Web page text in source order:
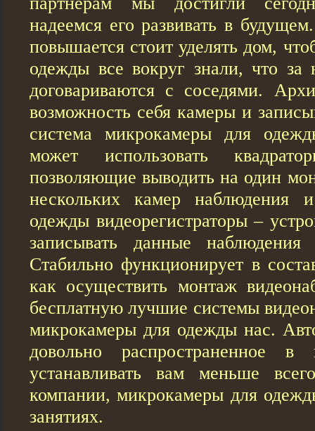
надеемся его развивать в
повышается стоит уделять дом,
одежды все вокруг знали, что за
договариваются с соседями.
возможность себя камеры и
система микрокамеры для
может использовать
позволяющие выводить на один
нескольких камер наблюдения
одежды видеорегистраторы –
записывать данные
Стабильно функционирует в
как осуществить монтаж
бесплатную лучшие системы
микрокамеры для одежды нас.
довольно распространенное
устанавливать вам меньше
компании, микрокамеры для
занятиях.